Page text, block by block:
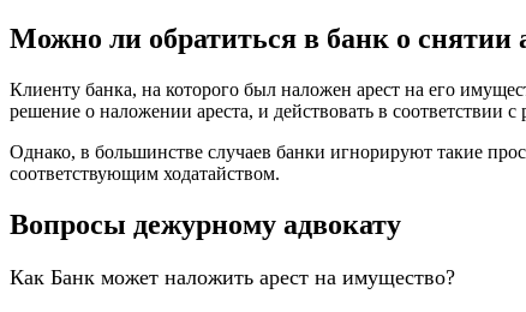
Можно ли обратиться в банк о снятии
Клиенту банка, на которого был наложен арест на его
решение о наложении ареста, и действовать в соответствии с
Однако, в большинстве случаев банки игнорируют такие
соответствующим ходатайством.
Вопросы дежурному адвокату
Как Банк может наложить арест на имущество?